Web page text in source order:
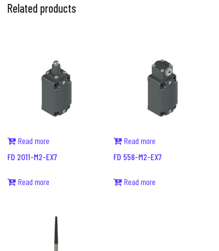
Related products
Read more
FD 2011-M2-EX7
Read more
Read more
FD 558-M2-EX7
Read more